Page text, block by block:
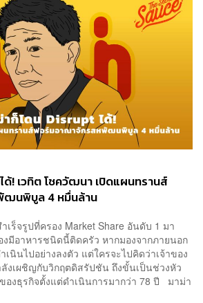
ด้! เวทิต โชควัฒนา เปิดแผนทรานส์
นพิบูล 4 หมื่นล้าน
ร็จรูปที่ครอง Market Share อันดับ 1 มา
มีอาหารชนิดนี้ติดครัว หากมองจากภายนอก
เนินไปอย่างลงตัว แต่ใครจะไปคิดว่าเจ้าของ
งเผชิญกับวิกฤตดิสรัปชัน ถึงขั้นเป็นช่วงหัว
องธุรกิจตั้งแต่ดำเนินการมากว่า 78 ปี มาม่า